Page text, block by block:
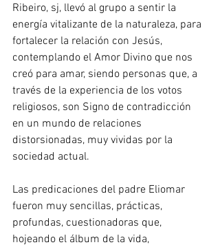
Ribeiro, sj, llevó al grupo a sentir la
energía vitalizante de la naturaleza, para
fortalecer la relación con Jesús,
contemplando el Amor Divino que nos
creó para amar, siendo personas que, a
través de la experiencia de los votos
religiosos, son Signo de contradicción
en un mundo de relaciones
distorsionadas, muy vividas por la
sociedad actual.
Las predicaciones del padre Eliomar
fueron muy sencillas, prácticas,
profundas, cuestionadoras que,
hojeando el álbum de la vida,